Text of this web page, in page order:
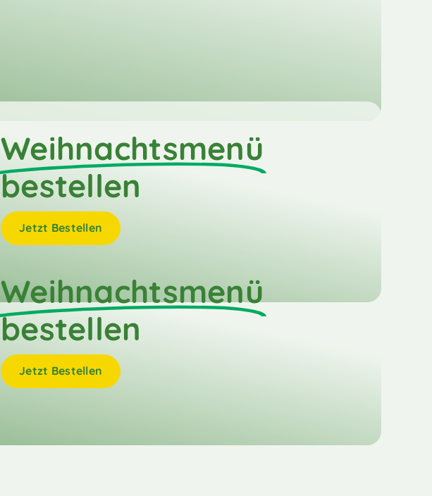
Weihnachtsmenü
bestellen
Jetzt Bestellen
Weihnachtsmenü
bestellen
Jetzt Bestellen